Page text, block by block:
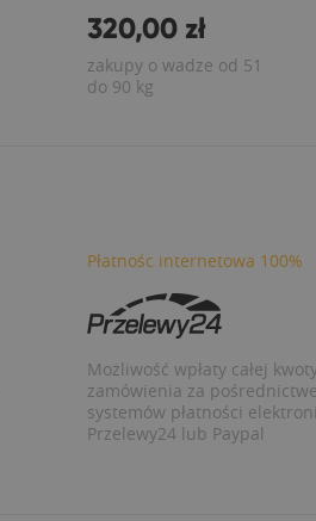
320,00 zł
zakupy o wadze od 51
do 90 kg
Płatnośc internetowa 100%
Możliwość wpłaty całej
zamówienia za
systemów płatności
Przelewy24 lub Paypal